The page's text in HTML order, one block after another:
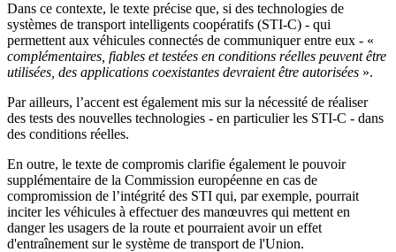
Dans ce contexte, le texte précise que, si des technologies de
systèmes de transport intelligents coopératifs (STI-C) - qui
permettent aux véhicules connectés de communiquer entre eux - «
complémentaires, fiables et testées en conditions réelles peuvent être
utilisées, des applications coexistantes devraient être autorisées ».
Par ailleurs, l’accent est également mis sur la nécessité de réaliser
des tests des nouvelles technologies - en particulier les STI-C - dans
des conditions réelles.
En outre, le texte de compromis clarifie également le pouvoir
supplémentaire de la Commission européenne en cas de
compromission de l’intégrité des STI qui, par exemple, pourrait
inciter les véhicules à effectuer des manœuvres qui mettent en
danger les usagers de la route et pourraient avoir un effet
d'entraînement sur le système de transport de l'Union.